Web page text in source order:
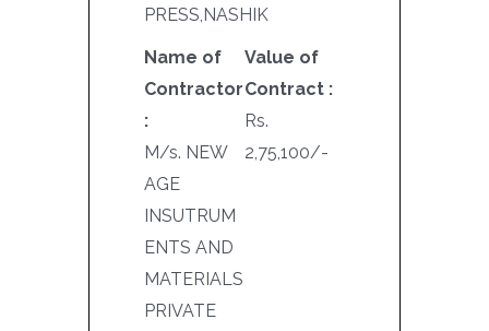
PRESS,NASHIK
Name of
Contractor
:
M/s. NEW
AGE
INSUTRUM
ENTS AND
MATERIALS
PRIVATE
Value of
Contract :
Rs.
2,75,100/-